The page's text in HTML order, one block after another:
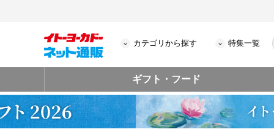
カテゴリから探す 特集一覧
ギフト・フード